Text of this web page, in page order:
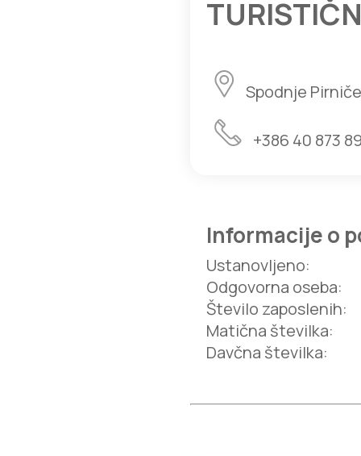
Spodnje
+386 40 873
Informacije o
Ustanovljeno:
Odgovorna oseba:
Število zaposlenih:
Matična številka:
Davčna številka: